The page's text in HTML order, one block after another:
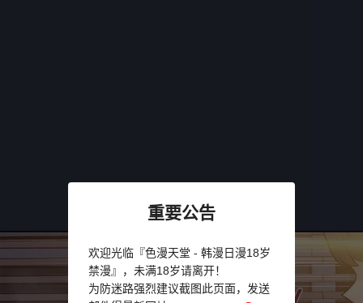
重要公告
欢迎光临『色漫天堂 - 韩漫日漫18岁
禁漫』，未满18岁请离开！
为防迷路强烈建议截图此页面，发送